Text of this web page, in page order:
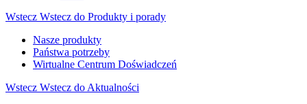
Wstecz Wstecz do Produkty i porady
Nasze produkty
Państwa potrzeby
Wirtualne Centrum Doświadczeń
Wstecz Wstecz do Aktualności